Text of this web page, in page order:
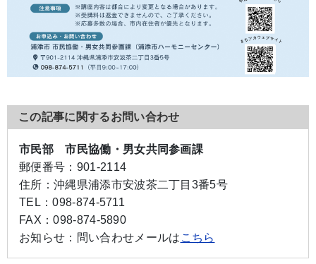
この記事に関するお問い合わせ
市民部 市民協働・男女共同参画課
郵便番号： 901-2114
住所： 沖縄県浦添市安波茶二丁目3番5号
TEL：098-874-5711
FAX：098-874-5890
お知らせ： 問い合わせメールは こちら